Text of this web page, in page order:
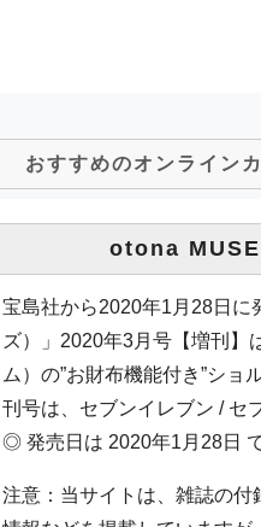
おすすめのオンライン
otona MUSE
宝島社から2020年1月28日に
ズ）」2020年3月号【増刊】
ム）の”お財布機能付き”シ
刊号は、セブンイレブン / セ
◎ 発売日は 2020年1月28日 で
注意：当サイトは、雑誌の